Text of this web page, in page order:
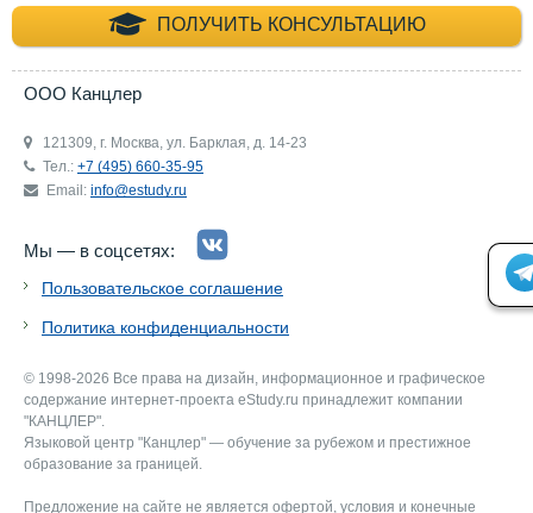
ПОЛУЧИТЬ КОНСУЛЬТАЦИЮ
+7 (495) 660-35-
ООО Канцлер
121309, г. Москва, ул. Барклая, д. 14-23
Тел.: +7 (495) 660-35-95
Email: info@estudy.ru
Мы — в соцсетях:
Пользовательское соглашение
Политика конфиденциальности
© 1998-2026 Все права на дизайн, информационное и графическое
содержание интернет-проекта eStudy.ru принадлежит компании
"КАНЦЛЕР".
Языковой центр "Канцлер" — обучение за рубежом и престижное
образование за границей.
Предложение на сайте не является офертой, условия и конечные